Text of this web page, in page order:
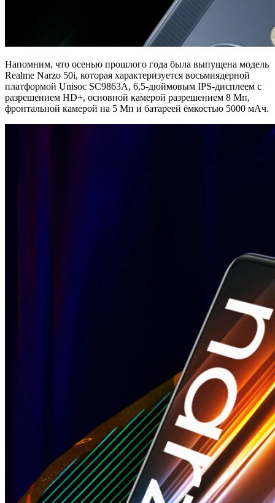
Напомним, что осенью прошлого года была выпущена модель
Realme Narzo 50i, которая характеризуется восьмиядерной
платформой Unisoc SC9863A, 6,5-дюймовым IPS-дисплеем с
разрешением HD+, основной камерой разрешением 8 Мп,
фронтальной камерой на 5 Мп и батареей ёмкостью 5000 мАч.